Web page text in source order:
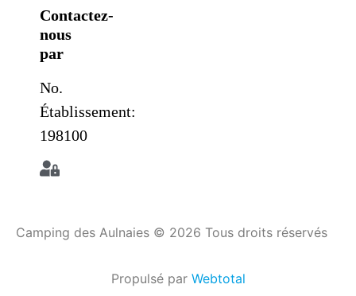
Contactez-
nous
par
No.
Établissement:
198100
Camping des Aulnaies © 2026 Tous droits réservés
Propulsé par Webtotal